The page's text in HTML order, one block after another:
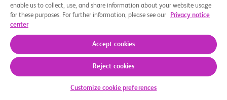
enable us to collect, use, and share information about your website usage
for these purposes. For further information, please see our
Privacy notice
center
Accept cookies
Reject cookies
Customize cookie preferences